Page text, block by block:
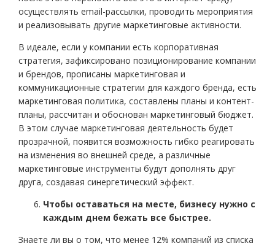
осуществлять email-рассылки, проводить мероприятия
и реализовывать другие маркетинговые активности.
В идеале, если у компании есть корпоративная
стратегия, зафиксировано позиционирование компании
и брендов, прописаны маркетинговая и
коммуникационные стратегии для каждого бренда, есть
маркетинговая политика, составлены планы и контент-
планы, рассчитан и обоснован маркетинговый бюджет.
В этом случае маркетинговая деятельность будет
прозрачной, появится возможность гибко реагировать
на изменения во внешней среде, а различные
маркетинговые инструменты будут дополнять друг
друга, создавая синергетический эффект.
Чтобы оставаться на месте, бизнесу нужно с
каждым днем бежать все быстрее.
Знаете ли вы о том, что менее 12% компаний из списка